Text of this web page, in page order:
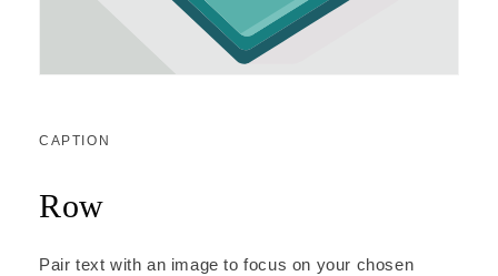
CAPTION
Row
Pair text with an image to focus on your chosen